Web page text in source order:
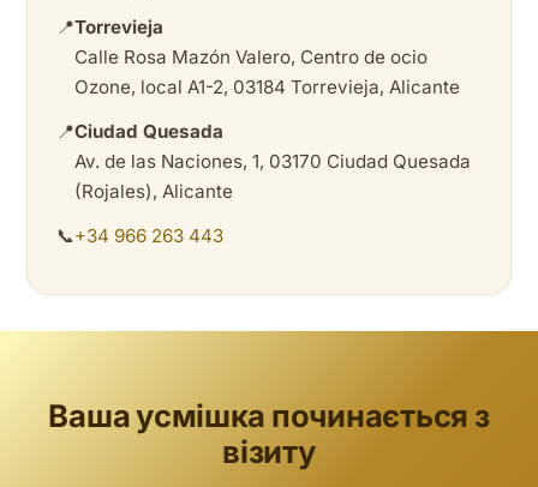
📍Torrevieja
Calle Rosa Mazón Valero, Centro de ocio
Ozone, local A1-2, 03184 Torrevieja, Alicante
📍Ciudad Quesada
Av. de las Naciones, 1, 03170 Ciudad Quesada
(Rojales), Alicante
📞+34 966 263 443
Ваша усмішка починається з
візиту